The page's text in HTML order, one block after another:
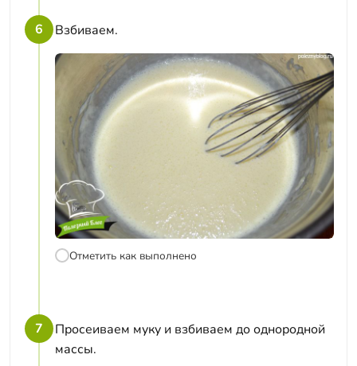
6 Взбиваем.
Отметить как выполнено
7
Просеиваем муку и взбиваем до однородной
массы.